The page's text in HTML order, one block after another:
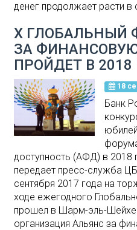
денег продолжает расти в
X ГЛОБАЛЬНЫЙ
ЗА
ПРОЙДЕТ В
18
Банк
доступность (АФД) в 2018
передает пресс-служба
сентября 2017 года на
ходе ежегодного
прошел в Шарм-эль-Шейхе
организация Альянс за